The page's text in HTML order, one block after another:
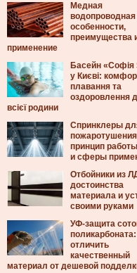
Медная
водопроводная
особенности,
преимущества
применение
Басейн «Софія
у Києві:
плавання та
оздоровлення
всієї родини
Спринклеры
принцип
и сферы
Отбойники из
достоинства
материала и
своими руками
УФ-защита
поликарбоната:
отличить
качественный
материал от дешевой